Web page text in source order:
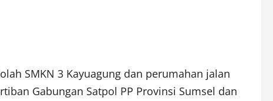
SMKN 3 Kayuagung dan perumahan jalan
Gabungan Satpol PP Provinsi Sumsel dan